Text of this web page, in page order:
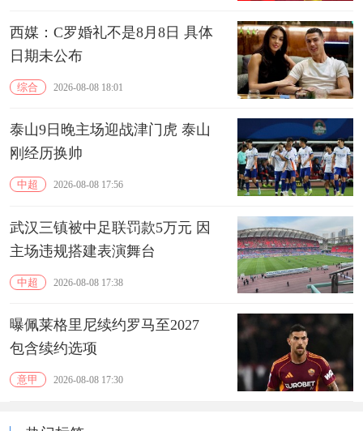
西媒：C罗婚礼不是8月8日 具体
日期未公布
综合 2026-08-08 18:01
泰山9日晚主场迎战津门虎 泰山
刚经历换帅
中超 2026-08-08 17:56
武汉三镇被中足联罚款5万元 因
主场违规搭建表演舞台
中超 2026-08-08 17:38
曝佩莱格里尼续约罗马至2027
包含续约选项
意甲 2026-08-08 17:30